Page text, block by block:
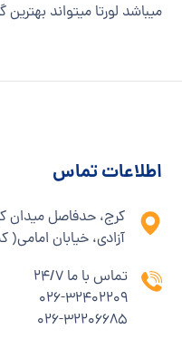
میباشد لورتا میتواند
اطلاعات تماس
کرج، حدفاصل میدان
آزادی، خیابان امامی( کمالی)
تماس با ما 24/7
۰۲۶-۳۲۴۰۲۲۰۹
۰۲۶-۳۲۲۰۶۶۸۵